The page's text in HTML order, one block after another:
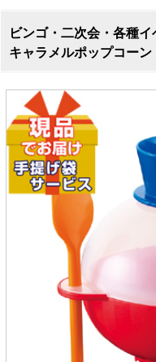
ビンゴ・二次会・各種
キャラメルポップコー